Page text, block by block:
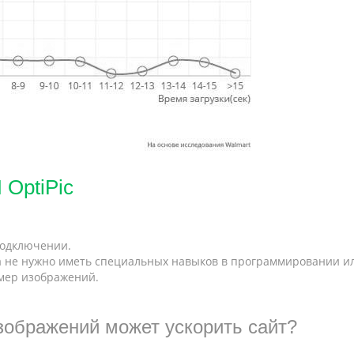
OptiPic
нужно иметь специальных навыков в программировании
изображений.
может ускорить сайт?